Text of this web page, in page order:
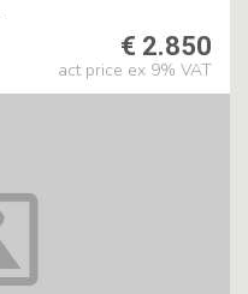
€ 2.850
act price ex 9% VAT